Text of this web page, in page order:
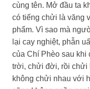
cùng tên. Mở đầu ta
có tiếng chửi là văng
phẩm. Vì sao mà
lại cay nghiệt, phẫn
của Chí Phèo sau
trời, chửi đời, rồi
không chửi nhau với